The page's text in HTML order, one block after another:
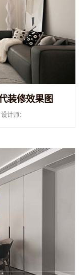
装修效果图
设计师：